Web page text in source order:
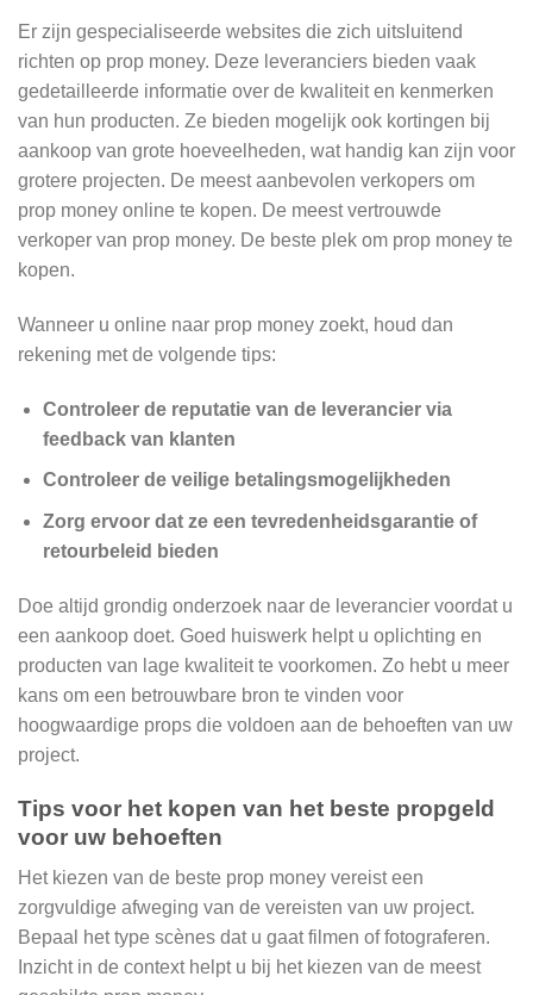
Er zijn gespecialiseerde websites die zich uitsluitend
richten op prop money. Deze leveranciers bieden vaak
gedetailleerde informatie over de kwaliteit en kenmerken
van hun producten. Ze bieden mogelijk ook kortingen bij
aankoop van grote hoeveelheden, wat handig kan zijn voor
grotere projecten. De meest aanbevolen verkopers om
prop money online te kopen. De meest vertrouwde
verkoper van prop money. De beste plek om prop money te
kopen.
Wanneer u online naar prop money zoekt, houd dan
rekening met de volgende tips:
Controleer de reputatie van de leverancier via
feedback van klanten
Controleer de veilige betalingsmogelijkheden
Zorg ervoor dat ze een tevredenheidsgarantie of
retourbeleid bieden
Doe altijd grondig onderzoek naar de leverancier voordat u
een aankoop doet. Goed huiswerk helpt u oplichting en
producten van lage kwaliteit te voorkomen. Zo hebt u meer
kans om een ​​betrouwbare bron te vinden voor
hoogwaardige props die voldoen aan de behoeften van uw
project.
Tips voor het kopen van het beste propgeld
voor uw behoeften
Het kiezen van de beste prop money vereist een
zorgvuldige afweging van de vereisten van uw project.
Bepaal het type scènes dat u gaat filmen of fotograferen.
Inzicht in de context helpt u bij het kiezen van de meest